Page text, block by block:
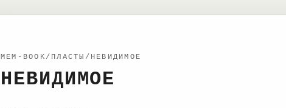
MEM-BOOK/ПЛАСТЫ/НЕВИДИМОЕ
НЕВИДИМОЕ